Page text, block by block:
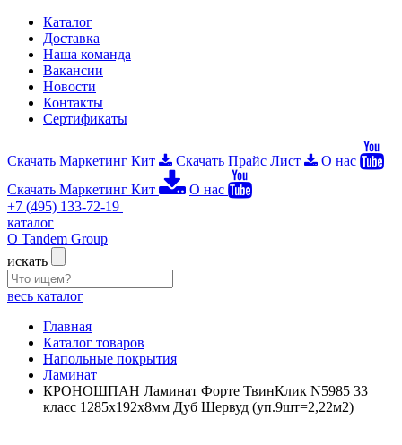
Каталог
Доставка
Наша команда
Вакансии
Новости
Контакты
Сертификаты
Скачать Маркетинг Кит Скачать Прайс Лист
О нас
Скачать Маркетинг Кит
О нас
+7 (495) 133-72-19
каталог
О Tandem Group
искать
весь каталог
Главная
Каталог товаров
Напольные покрытия
Ламинат
КРОНОШПАН Ламинат Форте ТвинКлик N5985 33
класс 1285х192х8мм Дуб Шервуд (уп.9шт=2,22м2)